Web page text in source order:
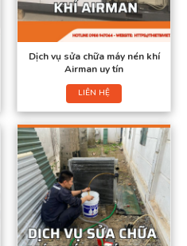
Dịch vụ sửa chữa máy nén khí
Airman uy tín
LIÊN HỆ